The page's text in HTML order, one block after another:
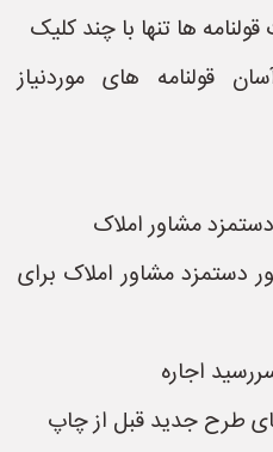
ها تنها با چند کلیک
قولنامه های موردنیاز
مشاور املاک
دستمزد مشاور املاک برای
اجاره
طرح جدید قبل از چاپ